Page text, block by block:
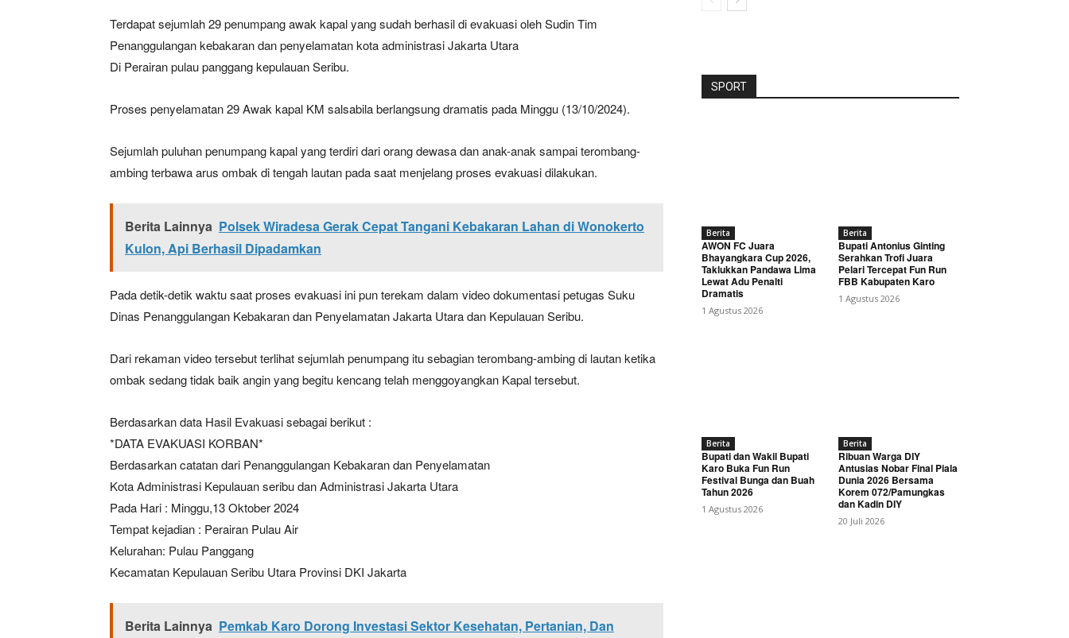
Terdapat sejumlah 29 penumpang awak kapal yang sudah berhasil di evakuasi oleh Sudin Tim
Penanggulangan kebakaran dan penyelamatan kota administrasi Jakarta Utara
Di Perairan pulau panggang kepulauan Seribu.
Proses penyelamatan 29 Awak kapal KM salsabila berlangsung dramatis pada Minggu (13/10/2024).
Sejumlah puluhan penumpang kapal yang terdiri dari orang dewasa dan anak-anak sampai terombang-
ambing terbawa arus ombak di tengah lautan pada saat menjelang proses evakuasi dilakukan.
Berita Lainnya Polsek Wiradesa Gerak Cepat Tangani Kebakaran Lahan di Wonokerto
Kulon, Api Berhasil Dipadamkan
Pada detik-detik waktu saat proses evakuasi ini pun terekam dalam video dokumentasi petugas Suku
Dinas Penanggulangan Kebakaran dan Penyelamatan Jakarta Utara dan Kepulauan Seribu.
Dari rekaman video tersebut terlihat sejumlah penumpang itu sebagian terombang-ambing di lautan ketika
ombak sedang tidak baik angin yang begitu kencang telah menggoyangkan Kapal tersebut.
Berdasarkan data Hasil Evakuasi sebagai berikut :
*DATA EVAKUASI KORBAN*
Berdasarkan catatan dari Penanggulangan Kebakaran dan Penyelamatan
Kota Administrasi Kepulauan seribu dan Administrasi Jakarta Utara
Pada Hari : Minggu,13 Oktober 2024
Tempat kejadian : Perairan Pulau Air
Kelurahan: Pulau Panggang
Kecamatan Kepulauan Seribu Utara Provinsi DKI Jakarta
Berita Lainnya Pemkab Karo Dorong Investasi Sektor Kesehatan, Pertanian, Dan
SPORT
Berita
AWON FC Juara
Bhayangkara Cup 2026,
Taklukkan Pandawa Lima
Lewat Adu Penalti
Dramatis
1 Agustus 2026
Berita
Bupati Antonius Ginting
Serahkan Trofi Juara
Pelari Tercepat Fun Run
FBB Kabupaten Karo
1 Agustus 2026
Berita
Bupati dan Wakil Bupati
Karo Buka Fun Run
Festival Bunga dan Buah
Tahun 2026
1 Agustus 2026
Berita
Ribuan Warga DIY
Antusias Nobar Final Piala
Dunia 2026 Bersama
Korem 072/Pamungkas
dan Kadin DIY
20 Juli 2026